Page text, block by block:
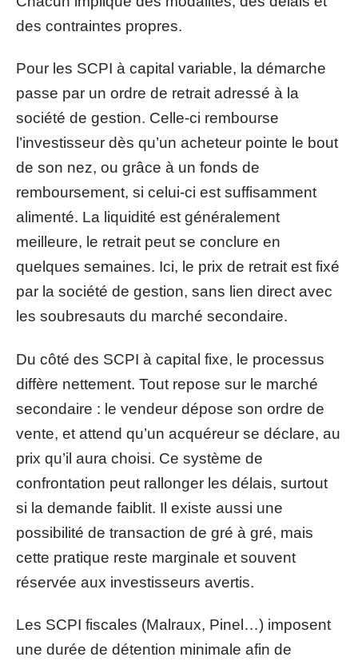
des contraintes propres.
Pour les SCPI à capital variable, la démarche
passe par un ordre de retrait adressé à la
société de gestion. Celle-ci rembourse
l’investisseur dès qu’un acheteur pointe le bout
de son nez, ou grâce à un fonds de
remboursement, si celui-ci est suffisamment
alimenté. La liquidité est généralement
meilleure, le retrait peut se conclure en
quelques semaines. Ici, le prix de retrait est fixé
par la société de gestion, sans lien direct avec
les soubresauts du marché secondaire.
Du côté des SCPI à capital fixe, le processus
diffère nettement. Tout repose sur le marché
secondaire : le vendeur dépose son ordre de
vente, et attend qu’un acquéreur se déclare, au
prix qu’il aura choisi. Ce système de
confrontation peut rallonger les délais, surtout
si la demande faiblit. Il existe aussi une
possibilité de transaction de gré à gré, mais
cette pratique reste marginale et souvent
réservée aux investisseurs avertis.
Les SCPI fiscales (Malraux, Pinel…) imposent
une durée de détention minimale afin de